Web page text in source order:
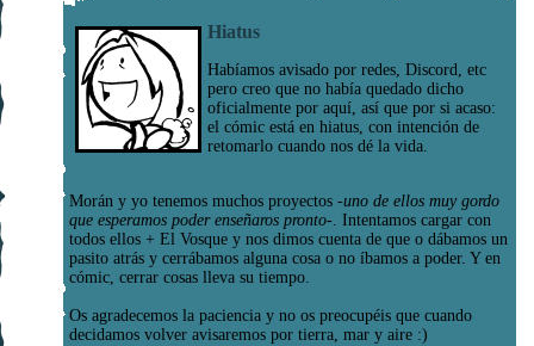
Hiatus
Habíamos avisado por redes, Discord, etc
pero creo que no había quedado dicho
oficialmente por aquí, así que por si acaso:
el cómic está en hiatus, con intención de
retomarlo cuando nos dé la vida.
Morán y yo tenemos muchos proyectos -uno de ellos muy gordo
que esperamos poder enseñaros pronto-. Intentamos cargar con
todos ellos + El Vosque y nos dimos cuenta de que o dábamos un
pasito atrás y cerrábamos alguna cosa o no íbamos a poder. Y en
cómic, cerrar cosas lleva su tiempo.
Os agradecemos la paciencia y no os preocupéis que cuando
decidamos volver avisaremos por tierra, mar y aire :)